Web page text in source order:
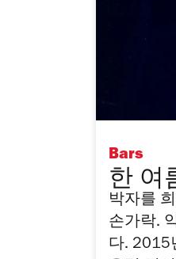
Bars
한 여
박자를
손가락.
다. 2015